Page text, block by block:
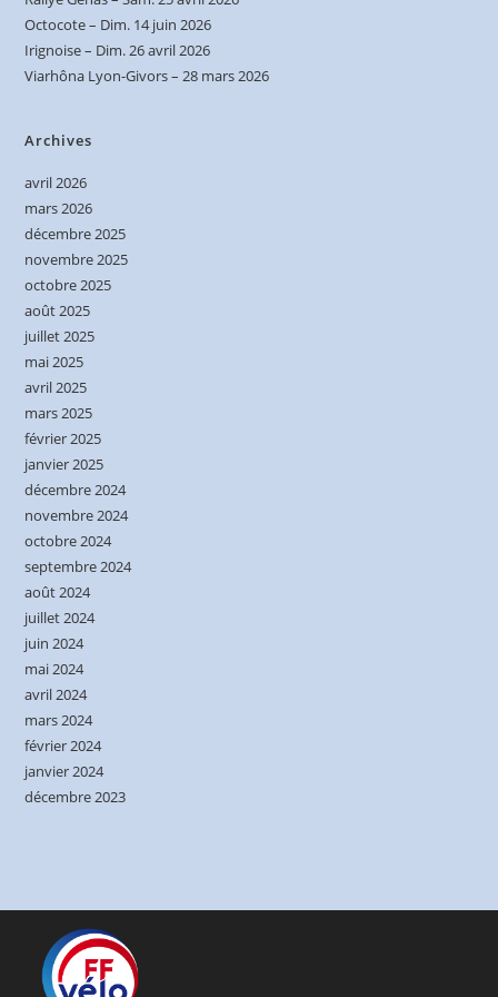
Octocote – Dim. 14 juin 2026
Irignoise – Dim. 26 avril 2026
Viarhôna Lyon-Givors – 28 mars 2026
Archives
avril 2026
mars 2026
décembre 2025
novembre 2025
octobre 2025
août 2025
juillet 2025
mai 2025
avril 2025
mars 2025
février 2025
janvier 2025
décembre 2024
novembre 2024
octobre 2024
septembre 2024
août 2024
juillet 2024
juin 2024
mai 2024
avril 2024
mars 2024
février 2024
janvier 2024
décembre 2023